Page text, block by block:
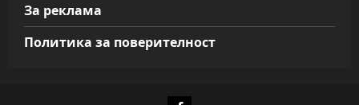
За реклама
Политика за поверителност